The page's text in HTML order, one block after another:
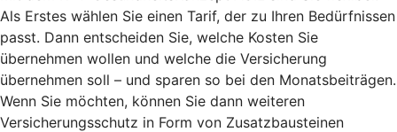
Als Erstes wählen Sie einen Tarif, der zu Ihren Bedürfnissen
passt. Dann entscheiden Sie, welche Kosten Sie
übernehmen wollen und welche die Versicherung
übernehmen soll – und sparen so bei den Monatsbeiträgen.
Wenn Sie möchten, können Sie dann weiteren
Versicherungsschutz in Form von Zusatzbausteinen